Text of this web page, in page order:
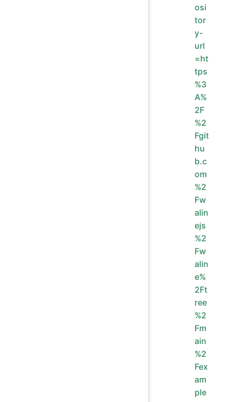
osi
tor
y-
url
=ht
tps
%3
A%
2F
%2
Fgit
hu
b.c
om
%2
Fw
alin
ejs
%2
Fw
alin
e%
2Ft
ree
%2
Fm
ain
%2
Fex
am
ple